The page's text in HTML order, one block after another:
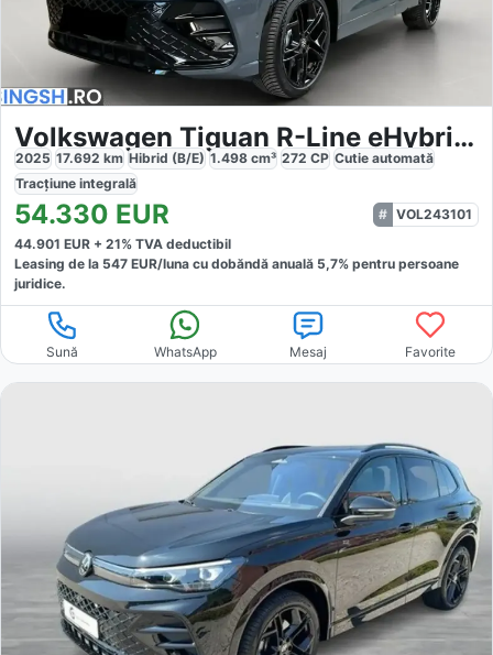
Volkswagen Tiguan R-Line eHybrid DSG
2025 17.692 km Hibrid (B/E) 1.498 cm³ 272 CP Cutie automată
Tracțiune integrală
54.330 EUR
VOL243101
44.901 EUR + 21% TVA deductibil
Leasing de la 547 EUR/luna cu dobăndă anuală 5,7% pentru persoane
juridice.
Sună WhatsApp Mesaj Favorite